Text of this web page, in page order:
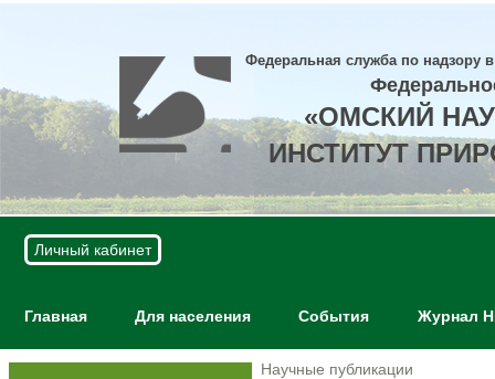
Федеральная служба по надзору
«ОМСКИЙ
ИНСТИТУТ
Личный кабинет
Главная Для населения События Журнал
Научные публикации